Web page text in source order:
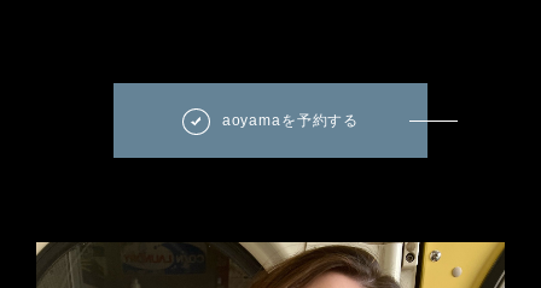
aoyamaを予約する